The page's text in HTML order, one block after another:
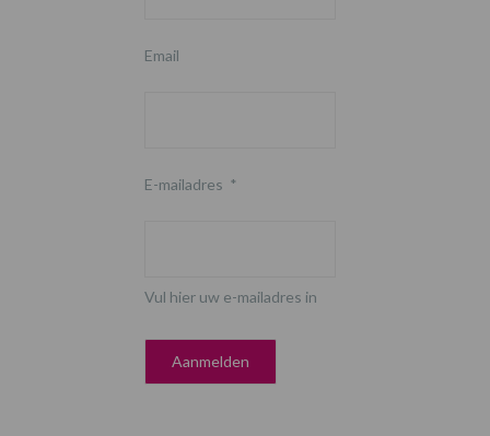
Email
E-mailadres *
Vul hier uw e-mailadres in